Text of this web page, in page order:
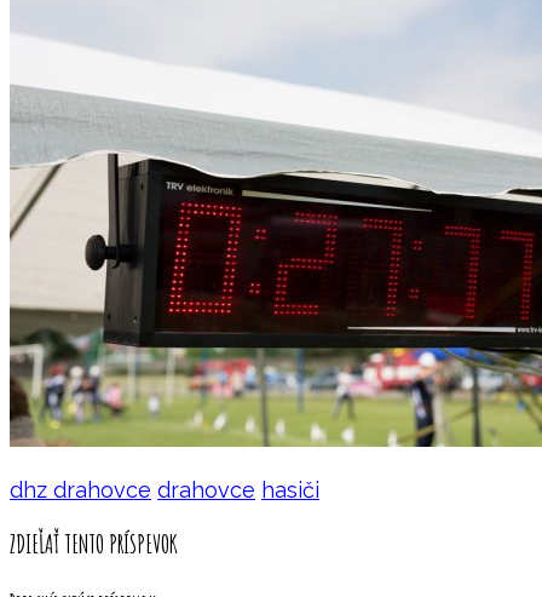
dhz drahovce drahovce hasiči
ZDIEĽAŤ TENTO PRÍSPEVOK